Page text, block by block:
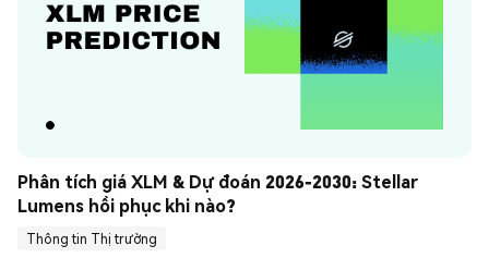
Phân tích giá XLM & Dự đoán 2026-2030: Stellar
Lumens hồi phục khi nào?
Thông tin Thị trường